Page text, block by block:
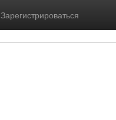
Зарегистрироваться